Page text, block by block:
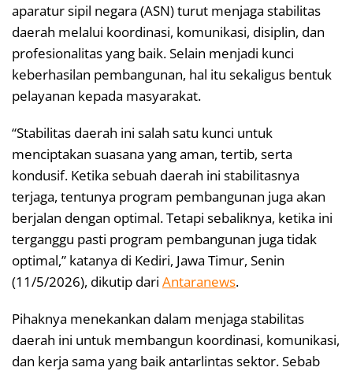
aparatur sipil negara (ASN) turut menjaga stabilitas
daerah melalui koordinasi, komunikasi, disiplin, dan
profesionalitas yang baik. Selain menjadi kunci
keberhasilan pembangunan, hal itu sekaligus bentuk
pelayanan kepada masyarakat.
“Stabilitas daerah ini salah satu kunci untuk
menciptakan suasana yang aman, tertib, serta
kondusif. Ketika sebuah daerah ini stabilitasnya
terjaga, tentunya program pembangunan juga akan
berjalan dengan optimal. Tetapi sebaliknya, ketika ini
terganggu pasti program pembangunan juga tidak
optimal,” katanya di Kediri, Jawa Timur, Senin
(11/5/2026), dikutip dari Antaranews.
Pihaknya menekankan dalam menjaga stabilitas
daerah ini untuk membangun koordinasi, komunikasi,
dan kerja sama yang baik antarlintas sektor. Sebab